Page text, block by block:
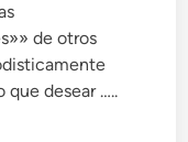
de otros
que desear …..